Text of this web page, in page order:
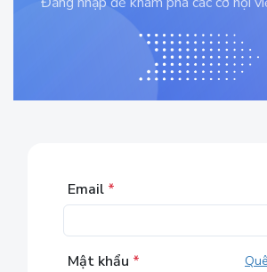
Email *
Mật khẩu *